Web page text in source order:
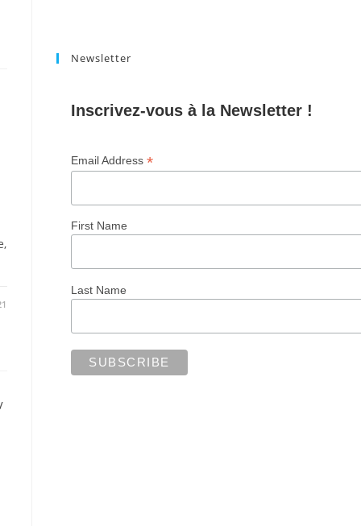
/
Newsletter
Inscrivez-vous à la Newsletter !
Email Address *
First Name
Last Name